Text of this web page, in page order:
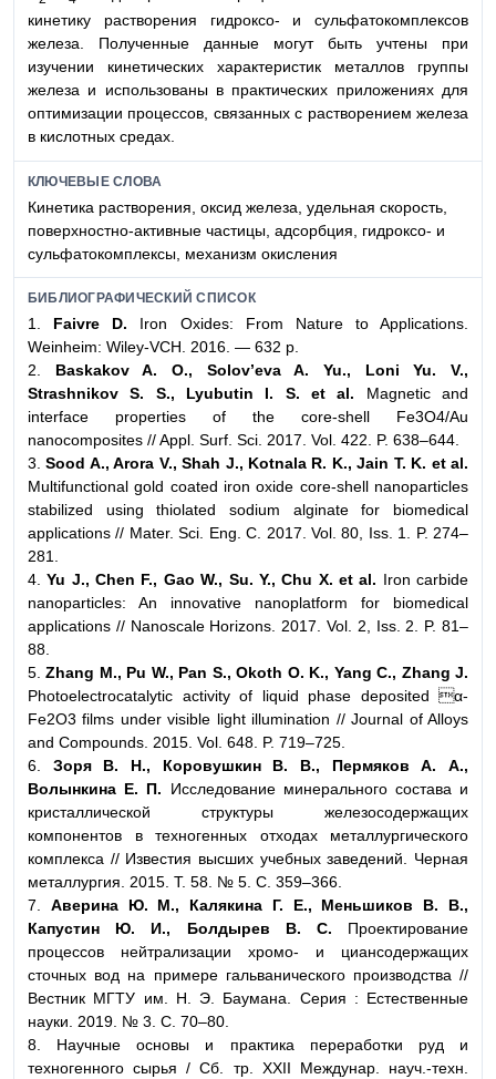
кинетику растворения гидроксо- и сульфатокомплексов
железа. Полученные данные могут быть учтены при
изучении кинетических характеристик металлов группы
железа и использованы в практических приложениях для
оптимизации процессов, связанных с растворением железа
в кислотных средах.
КЛЮЧЕВЫЕ СЛОВА
Кинетика растворения, оксид железа, удельная скорость,
поверхностно-активные частицы, адсорбция, гидроксо- и
сульфатокомплексы, механизм окисления
БИБЛИОГРАФИЧЕСКИЙ СПИСОК
1. Faivre D. Iron Oxides: From Nature to Applications.
Weinheim: Wiley-VCH. 2016. — 632 p.
2. Baskakov A. O., Solov’eva A. Yu., Loni Yu. V.,
Strashnikov S. S., Lyubutin I. S. et al. Magnetic and
interface properties of the core-shell Fe3O4/Au
nanocomposites // Appl. Surf. Sci. 2017. Vol. 422. P. 638–644.
3.Sood A., Arora V., Shah J., Kotnala R. K., Jain T. K. et al.
Multifunctional gold coated iron oxide core-shell nanoparticles
stabilized using thiolated sodium alginate for biomedical
applications // Mater. Sci. Eng. C. 2017. Vol. 80, Iss. 1. P. 274–
281.
4.Yu J., Chen F., Gao W., Su. Y., Chu X. et al. Iron carbide
nanoparticles: An innovative nanoplatform for biomedical
applications // Nanoscale Horizons. 2017. Vol. 2, Iss. 2. P. 81–
88.
5. Zhang M., Pu W., Pan S., Okoth O. K., Yang C., Zhang J.
Photoelectrocatalytic activity of liquid phase deposited α-
Fe2O3 films under visible light illumination // Journal of Alloys
and Compounds. 2015. Vol. 648. P. 719–725.
6. Зоря В. Н., Коровушкин В. В., Пермяков А. А.,
Волынкина Е. П. Исследование минерального состава и
кристаллической структуры железосодержащих
компонентов в техногенных отходах металлургического
комплекса // Известия высших учебных заведений. Черная
металлургия. 2015. Т. 58. № 5. С. 359–366.
7.
Аверина Ю. М., Калякина Г. Е., Меньшиков В. В.,
Капустин Ю. И., Болдырев В. С. Проектирование
процессов нейтрализации хромо- и циансодержащих
сточных вод на примере гальванического производства //
Вестник МГТУ им. Н. Э. Баумана. Серия : Естественные
науки. 2019. № 3. С. 70–80.
8. Научные основы и практика переработки руд и
техногенного сырья / Сб. тр. XXII Междунар. науч.-техн.